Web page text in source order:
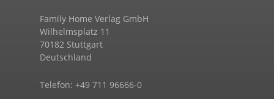
Family Home Verlag GmbH
Wilhelmsplatz 11
70182 Stuttgart
Deutschland
Telefon: +49 711 96666-0